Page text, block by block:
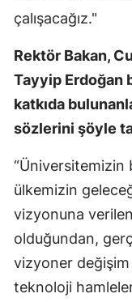
çalışacağız."
Rektör Bakan,
Tayyip Erdoğan
katkıda
sözlerini şöyle
“Üniversitemizin
ülkemizin
vizyonuna
olduğundan,
vizyoner değişim
teknoloji